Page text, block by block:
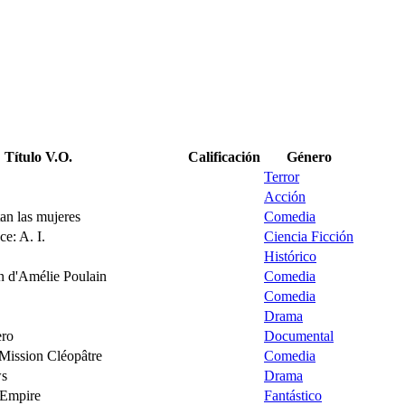
Título V.O. Calificación
Género
Terror
Acción
las mujeres
Comedia
A. I.
Ciencia Ficción
Histórico
d'Amélie Poulain
Comedia
Comedia
Drama
Documental
Cléopâtre
Comedia
Drama
Fantástico